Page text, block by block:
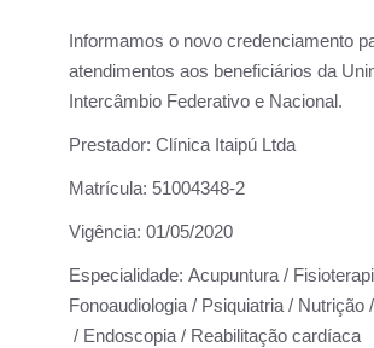
Informamos o novo credenciamento
atendimentos aos beneficiários da
Intercâmbio Federativo e Nacional.
Prestador: Clínica Itaipú Ltda
Matrícula: 51004348-2
Vigência: 01/05/2020
Especialidade: Acupuntura /
Fonoaudiologia / Psiquiatria / Nutrição
/ Endoscopia / Reabilitação cardíaca